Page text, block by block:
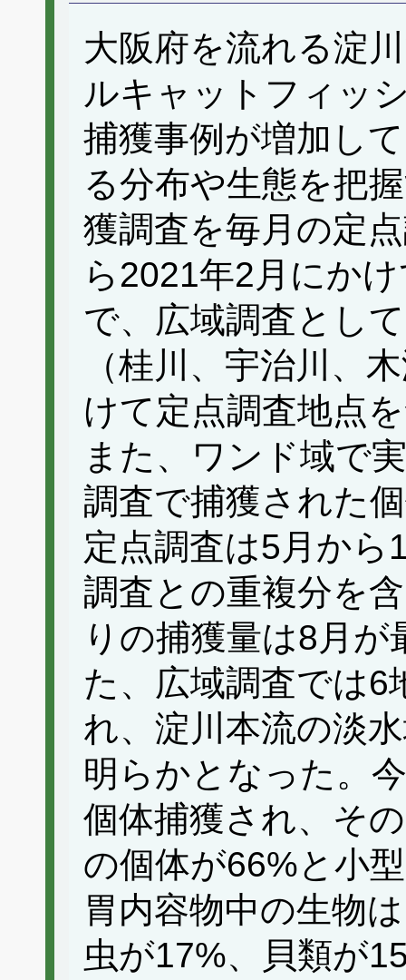
大阪府を流れる淀
ルキャットフィッ
捕獲事例が増加し
る分布や生態を把
獲調査を毎月の定
ら2021年2月にか
で、広域調査とし
（桂川、宇治川、
けて定点調査地点
また、ワンド域で
調査で捕獲された
定点調査は5月から
調査との重複分を
りの捕獲量は8月
た、広域調査では6
れ、淀川本流の淡
明らかとなった。
個体捕獲され、そ
の個体が66%と小
胃内容物中の生物
虫が17%、貝類が